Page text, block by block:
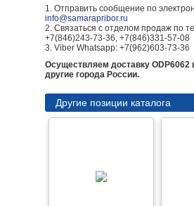
1. Отправить сообщение по
info@samarapribor.ru
2. Связаться с отделом продаж по
+7(846)243-73-36, +7(846)331-57-08
3. Viber Whatsapp: +7(962)603-73-36
Осуществляем доставку ODP6062
другие города России.
Другие позиции каталога